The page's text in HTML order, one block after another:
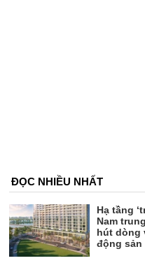
ĐỌC NHIỀU NHẤT
Hạ tầng
Nam
hút dòng
động sản